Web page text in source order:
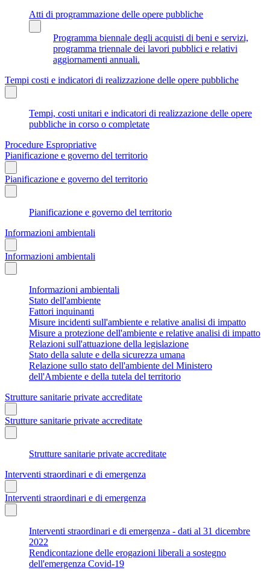
Atti di programmazione delle opere pubbliche
Programma biennale degli acquisti di beni e servizi,
programma triennale dei lavori pubblici e relativi
aggiornamenti annuali.
Tempi costi e indicatori di realizzazione delle opere pubbliche
Tempi, costi unitari e indicatori di realizzazione delle opere
pubbliche in corso o completate
Procedure Espropriative
Pianificazione e governo del territorio
Pianificazione e governo del territorio
Pianificazione e governo del territorio
Informazioni ambientali
Informazioni ambientali
Informazioni ambientali
Stato dell'ambiente
Fattori inquinanti
Misure incidenti sull'ambiente e relative analisi di impatto
Misure a protezione dell'ambiente e relative analisi di impatto
Relazioni sull'attuazione della legislazione
Stato della salute e della sicurezza umana
Relazione sullo stato dell'ambiente del Ministero
dell'Ambiente e della tutela del territorio
Strutture sanitarie private accreditate
Strutture sanitarie private accreditate
Strutture sanitarie private accreditate
Interventi straordinari e di emergenza
Interventi straordinari e di emergenza
Interventi straordinari e di emergenza - dati al 31 dicembre
2022
Rendicontazione delle erogazioni liberali a sostegno
dell'emergenza Covid-19